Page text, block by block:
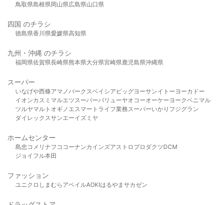
鳥取県島根県岡山県広島県山口県
四国 のチラシ
徳島県香川県愛媛県高知県
九州・沖縄 のチラシ
福岡県佐賀県長崎県熊本県大分県宮崎県鹿児島県沖縄県
スーパー
いなげや西條アマノパークスベイシア ビッグヨーサンイトーヨーカドー
イオンカスミ マルエツスーパーバリューヤオコーオーケー ヨークベニマル
ツルヤマルト オギノ エスマート ライフ業務スーパーいかり フジグラン
ダイレックスサンエーイズミヤ
ホームセンター
島忠 コメリ ナフコ コーナンカインズアストロプロダクツDCM
ジョイフル本田
ファッション
ユニクロ しまむら アベイルAOKIはるやま サカゼン